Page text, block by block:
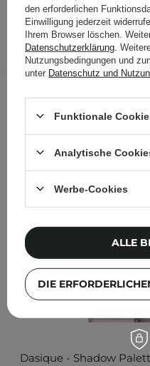
Folgende
Dasique - Shadow
den erforderlichen
Einwilligung jederzeit
Ihrem Browser löschen.
Datenschutzerklärung .
Nutzungsbedingungen und
unter Datenschutz und
Funktionale
Analytische
Werbe-Cookies
DIE
ALLE